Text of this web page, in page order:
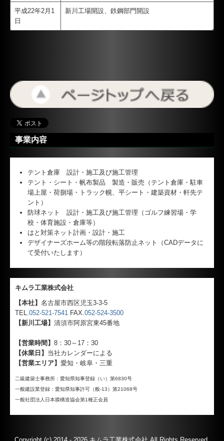
平成22年2月1
日
新川工場開設、鉄鋼部門開設
事業内容
テント倉庫 設計・施工及び施工管理
テント・シート・帆布製品 製造・販売（テント倉庫・駐車
場上屋・荷捌場・トラック幌、平シート・建築資材・軒先テ
ント）
防球ネット 設計・施工及び施工管理（ゴルフ練習場・学
校・体育施設・倉庫等）
はと対策ネット計画・設計・施工
デザイナーズホーム等の階段転落防止ネット（CADデータに
て受付いたします）
キムラ工業株式会社
【本社】 名古屋市西区児玉3-3-5
TEL. 052-521-7541 FAX. 052-524-3500
【新川工場】 清須市阿原宮東45番地
【営業時間】 8：30～17：30
【休業日】 当社カレンダーによる
【営業エリア】 愛知・岐阜・三重
二級建築士事務所：愛知県知事登録（い）第6830号
一般建設業登録：愛知県知事許可（般-13）第21068号
一般社団法人日本膜構造協会第1種正会員